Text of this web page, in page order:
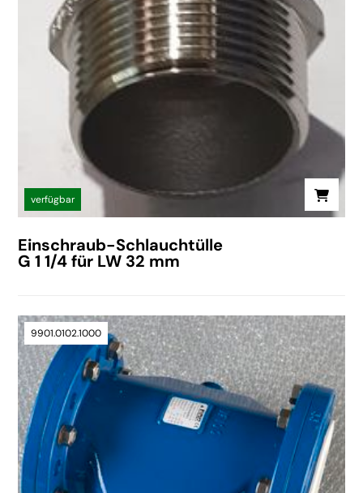
verfügbar
Einschraub-Schlauchtülle
G 1 1/4 für LW 32 mm
9901.0102.1000